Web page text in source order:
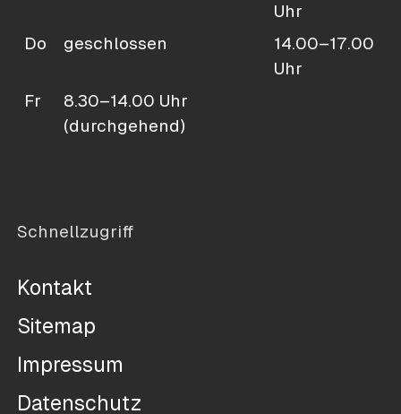
Uhr
Do
geschlossen
14.00–17.00
Uhr
Fr
8.30–14.00 Uhr
(durchgehend)
Schnellzugriff
Kontakt
Sitemap
Impressum
Datenschutz